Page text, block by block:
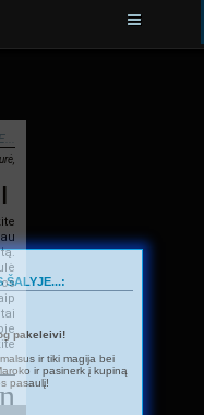
ŠALYJE...:
pakeleivi!
ir tiki magija bei
ir pasinerk į kupiną
pasaulį!